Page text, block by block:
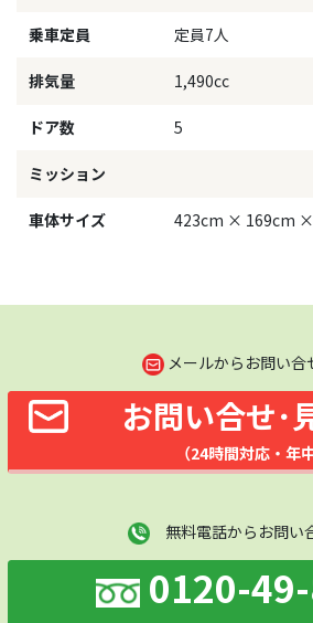
乗車定員 定員7人
排気量 1,490cc
ドア数 5
ミッション
車体サイズ 423cm × 169cm
メールからお問い合
お問い合せ･
（24時間対応・年
無料電話からお問い
0120-